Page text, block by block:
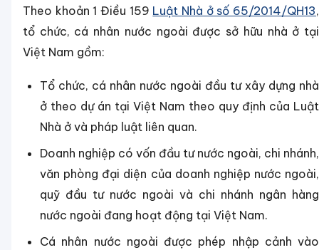
Theo khoản 1 Điều 159 Luật Nhà ở số 65/2014/QH13,
tổ chức, cá nhân nước ngoài được sở hữu nhà ở tại
Việt Nam gồm:
Tổ chức, cá nhân nước ngoài đầu tư xây dựng nhà
ở theo dự án tại Việt Nam theo quy định của Luật
Nhà ở và pháp luật liên quan.
Doanh nghiệp có vốn đầu tư nước ngoài, chi nhánh,
văn phòng đại diện của doanh nghiệp nước ngoài,
quỹ đầu tư nước ngoài và chi nhánh ngân hàng
nước ngoài đang hoạt động tại Việt Nam.
Cá nhân nước ngoài được phép nhập cảnh vào